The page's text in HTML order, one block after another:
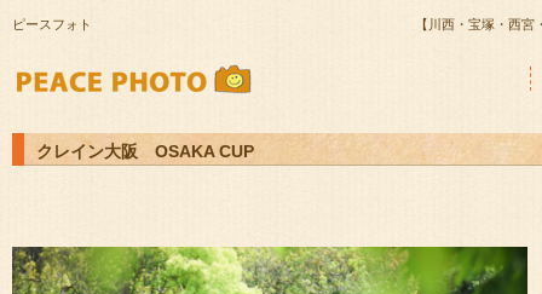
ピースフォト 【川西・宝塚・西
クレイン大阪 OSAKA CUP